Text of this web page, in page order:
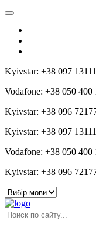
Kyivstar: +38 097
Vodafone: +38 050 400
Kyivstar: +38 096
Kyivstar: +38 097
Vodafone: +38 050 400
Kyivstar: +38 096